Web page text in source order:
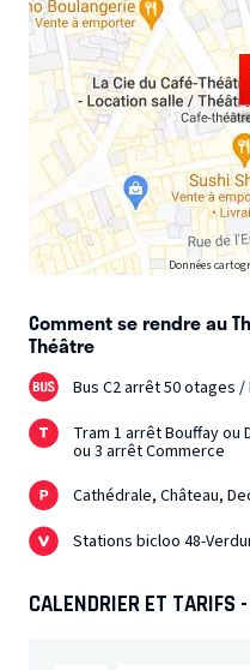
Données
Comment se rendre au
Théâtre
Bus C2 arrêt 50 otages
Tram 1 arrêt Bouffay ou
ou 3 arrêt Commerce
Cathédrale, Château,
Stations bicloo 48-
CALENDRIER ET TARIFS